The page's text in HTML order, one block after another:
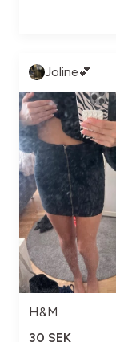
Joline💕
H&M
30 SEK